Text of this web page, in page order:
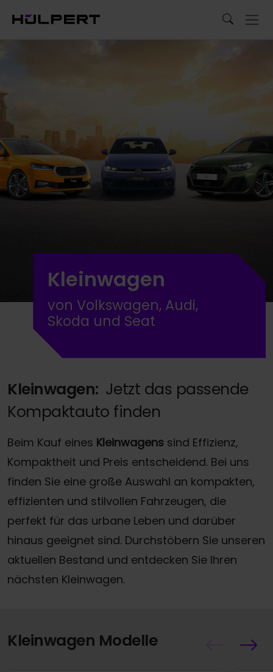
Kleinwagen
von Volkswagen, Audi,
Skoda und Seat
Kleinwagen: Jetzt das passende
Kompaktauto finden
Beim Kauf eines Kleinwagens sind Effizienz,
Kompaktheit und Preis entscheidend. Bei uns
finden Sie eine große Auswahl an kompakten,
effizienten und stilvollen Fahrzeugen, die
perfekt für das urbane Leben und darüber
hinaus geeignet sind. Durchstöbern Sie unseren
aktuellen Bestand und entdecken Sie Ihren
nächsten Kleinwagen.
Kleinwagen Modelle